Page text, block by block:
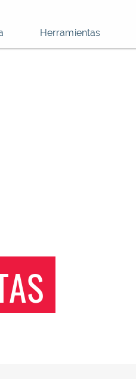
Herramientas